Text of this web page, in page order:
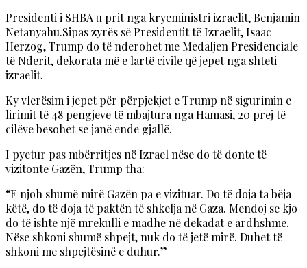
Presidenti i SHBA u prit nga kryeministri izraelit, Benjamin
Netanyahu.Sipas zyrës së Presidentit të Izraelit, Isaac
Herzog, Trump do të nderohet me Medaljen Presidenciale
të Nderit, dekorata më e lartë civile që jepet nga shteti
izraelit.
Ky vlerësim i jepet për përpjekjet e Trump në sigurimin e
lirimit të 48 pengjeve të mbajtura nga Hamasi, 20 prej të
cilëve besohet se janë ende gjallë.
I pyetur pas mbërritjes në Izrael nëse do të donte të
vizitonte Gazën, Trump tha:
“E njoh shumë mirë Gazën pa e vizituar. Do të doja ta bëja
këtë, do të doja të paktën të shkelja në Gaza. Mendoj se kjo
do të ishte një mrekulli e madhe në dekadat e ardhshme.
Nëse shkoni shumë shpejt, nuk do të jetë mirë. Duhet të
shkoni me shpejtësinë e duhur.”